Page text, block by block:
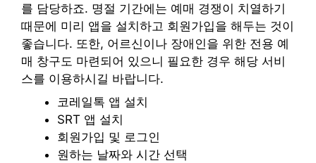
를 담당하죠. 명절 기간에는 예매 경쟁이 치열하기
때문에 미리 앱을 설치하고 회원가입을 해두는 것이
좋습니다. 또한, 어르신이나 장애인을 위한 전용 예
매 창구도 마련되어 있으니 필요한 경우 해당 서비
스를 이용하시길 바랍니다.
코레일톡 앱 설치
SRT 앱 설치
회원가입 및 로그인
원하는 날짜와 시간 선택